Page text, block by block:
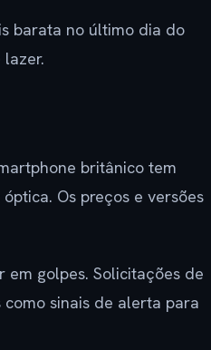
barata no último dia do
britânico tem
Os preços e versões
em golpes. Solicitações de
sinais de alerta para